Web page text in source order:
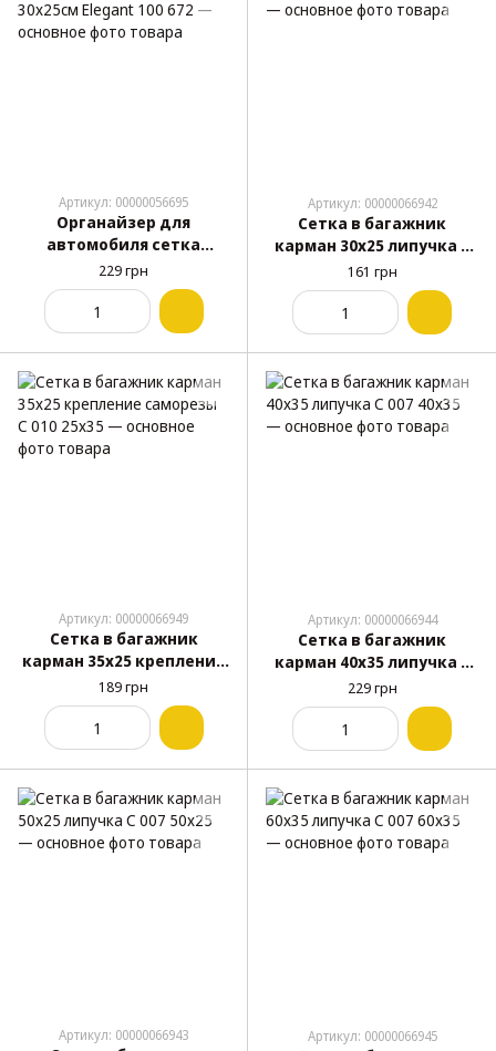
Артикул: 00000056695
Органайзер для
автомобиля сетка
липучка 30х25см Elegant
100 672
229 грн
Артикул: 00000066942
Сетка в багажник
карман 30х25 липучка С
007 30x25
161 грн
Артикул: 00000066949
Сетка в багажник
карман 35х25 крепление
саморезы С 010 25x35
189 грн
Артикул: 00000066944
Сетка в багажник
карман 40х35 липучка С
007 40x35
229 грн
Артикул: 00000066943 Артикул: 00000066945